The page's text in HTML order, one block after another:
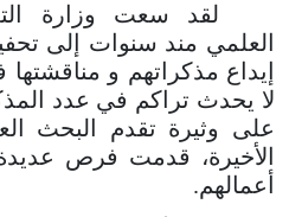
لقد سعت وزارة
العلمي مند سنوات إلى
إيداع مذكراتهم و مناقشتها
لا يحدث تراكم في عدد
على وثيرة تقدم البحث
الأخيرة، قدمت فرص
أعمالهم.